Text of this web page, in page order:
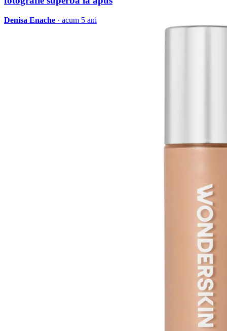
Denisa Enache · acum 5 ani